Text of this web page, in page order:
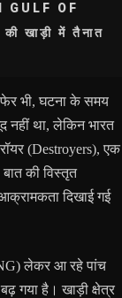
GULF OF
खाड़ी में तैनात
फेर भी, घटना के समय
नहीं था, लेकिन भारत
(Destroyers), एक
की विस्तृत
आक्रामकता दिखाई गई
लेकर आ रहे पांच
गया है। खाड़ी क्षेत्र